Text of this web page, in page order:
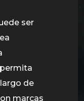
ser
de
marcas